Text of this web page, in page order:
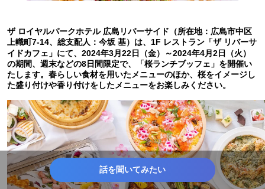
ザ ロイヤルパークホテル 広島リバーサイド（所在地：広島市中区
上幟町7-14、総支配人：今坂 基）は、1F レストラン「ザ リバーサ
イドカフェ」にて、2024年3月22日（金）～2024年4月2日（火）
の期間、週末などの8日間限定で、「桜ランチブッフェ」を開催い
たします。春らしい食材を用いたメニューのほか、桜をイメージし
た盛り付けや香り付けをしたメニューをお楽しみください。
話を聞いてみたい